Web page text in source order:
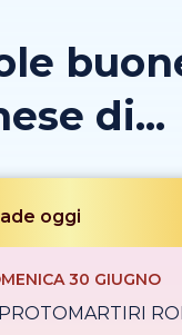
di...
oggi
30 GIUGNO
PROTOMARTIRI